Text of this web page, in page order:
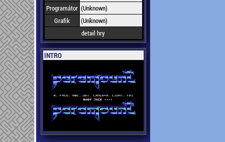
Programátor (Unknown)
Grafik
(Unknown)
detail hry
INTRO